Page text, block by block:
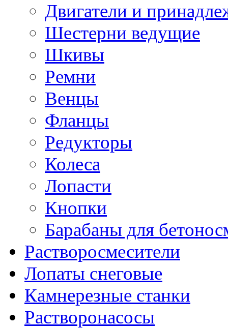
Двигатели и
Шестерни ведущие
Шкивы
Ремни
Венцы
Фланцы
Редукторы
Колеса
Лопасти
Кнопки
Барабаны для
Растворосмесители
Лопаты снеговые
Камнерезные станки
Растворонасосы